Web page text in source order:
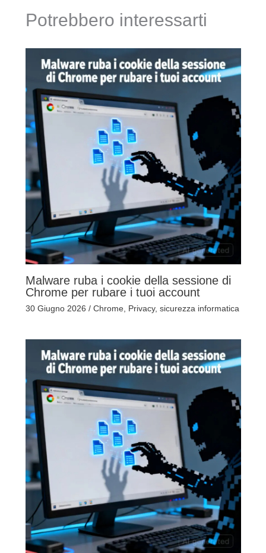
Potrebbero interessarti
Malware ruba i cookie della sessione di
Chrome per rubare i tuoi account
30 Giugno 2026 / Chrome, Privacy, sicurezza informatica